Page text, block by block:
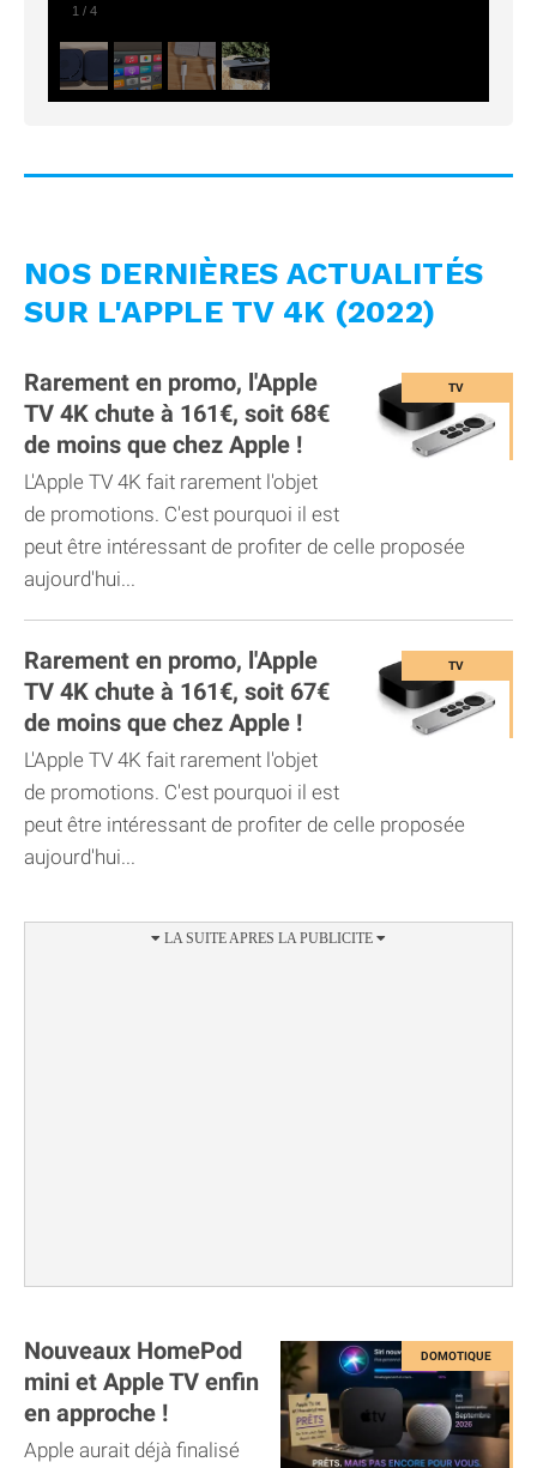
1 / 4
NOS DERNIÈRES ACTUALITÉS
SUR L'APPLE TV 4K (2022)
Rarement en promo, l'Apple
TV 4K chute à 161€, soit 68€
de moins que chez Apple !
L'Apple TV 4K fait rarement l'objet
de promotions. C'est pourquoi il est
peut être intéressant de profiter de celle proposée
aujourd'hui...
Rarement en promo, l'Apple
TV 4K chute à 161€, soit 67€
de moins que chez Apple !
L'Apple TV 4K fait rarement l'objet
de promotions. C'est pourquoi il est
peut être intéressant de profiter de celle proposée
aujourd'hui...
Nouveaux HomePod
mini et Apple TV enfin
en approche !
Apple aurait déjà finalisé